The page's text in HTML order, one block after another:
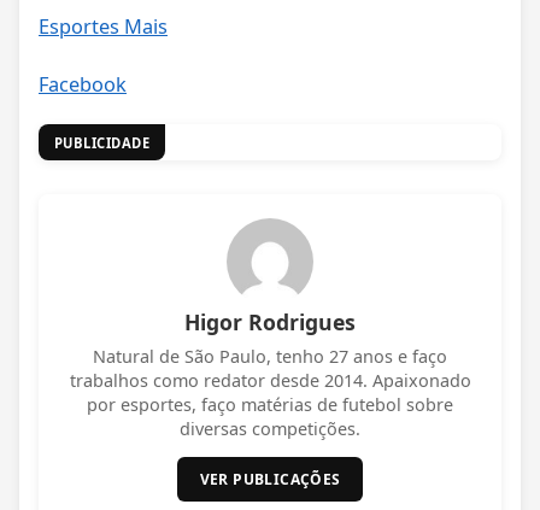
Esportes Mais
Facebook
PUBLICIDADE
Higor Rodrigues
Natural de São Paulo, tenho 27 anos e faço
trabalhos como redator desde 2014. Apaixonado
por esportes, faço matérias de futebol sobre
diversas competições.
VER PUBLICAÇÕES